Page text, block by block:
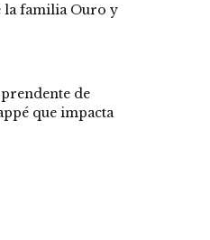
la familia Ouro y
de
que impacta